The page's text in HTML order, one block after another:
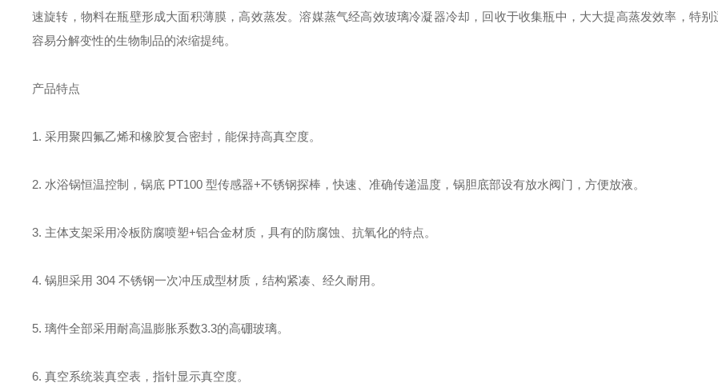
速旋转，物料在瓶壁形成大面积薄膜，高效蒸发。溶媒蒸气经高效玻璃冷凝器冷却，回收于收集瓶中，大大提高蒸发效率，特别
容易分解变性的生物制品的浓缩提纯。
产品特点
1. 采用聚四氟乙烯和橡胶复合密封，能保持高真空度。
2. 水浴锅恒温控制，锅底 PT100 型传感器+不锈钢探棒，快速、准确传递温度，锅胆底部设有放水阀门，方便放液。
3. 主体支架采用冷板防腐喷塑+铝合金材质，具有的防腐蚀、抗氧化的特点。
4. 锅胆采用 304 不锈钢一次冲压成型材质，结构紧凑、经久耐用。
5. 璃件全部采用耐高温膨胀系数3.3的高硼玻璃。
6. 真空系统装真空表，指针显示真空度。